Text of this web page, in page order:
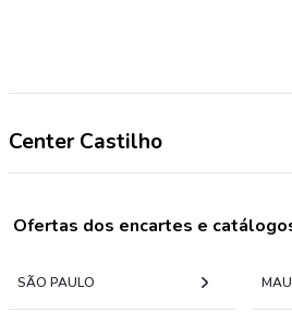
Center Castilho
Ofertas dos encartes e
SÃO PAULO